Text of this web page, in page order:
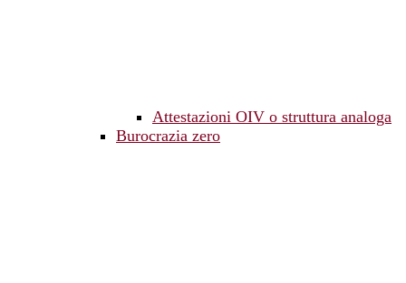
Attestazioni OIV o struttura analoga
Burocrazia zero